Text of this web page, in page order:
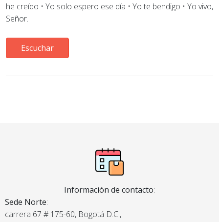
he creído • Yo solo espero ese día • Yo te bendigo • Yo vivo,
Señor.
Escuchar
Información de contacto:
Sede Norte:
carrera 67 # 175-60, Bogotá D.C.,